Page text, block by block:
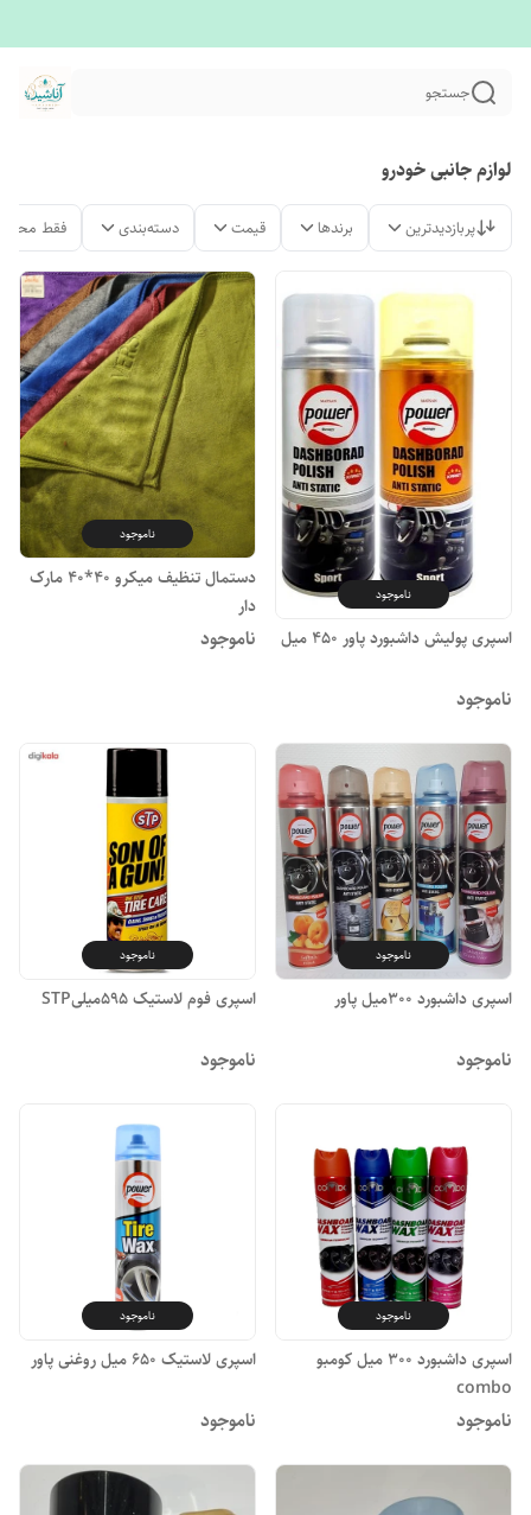
جستجو
لوازم جانبی خودرو
پربازدیدترین برندها قیمت دسته‌بندی فقط
ناموجود
اسپری پولیش داشبورد پاور ۴۵۰ میل
ناموجود
ناموجود
دستمال تنظیف میکرو ۴۰*۴۰ مارک
دار
ناموجود
ناموجود
اسپری داشبورد ۳۰۰میل پاور
ناموجود
ناموجود
اسپری فوم لاستیک ۵۹۵میلیSTP
ناموجود
ناموجود
اسپری داشبورد ۳۰۰ میل کومبو
combo
ناموجود
ناموجود
اسپری لاستیک ۶۵۰ میل روغنی پاور
ناموجود